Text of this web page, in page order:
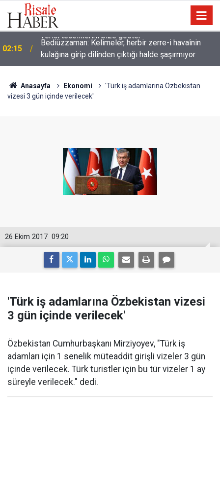
02:15
Bediüzzaman: Kelimeler, herbir zerre-i havaînin
kulağına girip dilinden çıktığı halde şaşırmıyor
Anasayfa Ekonomi
'Türk iş adamlarına Özbekistan
vizesi 3 gün içinde verilecek'
09:20
26 Ekim 2017
'Türk iş adamlarına Özbekistan vizesi
3 gün içinde verilecek'
Özbekistan Cumhurbaşkanı Mirziyoyev, "Türk iş
adamları için 1 senelik müteaddit girişli vizeler 3 gün
içinde verilecek. Türk turistler için bu tür vizeler 1 ay
süreyle verilecek." dedi.